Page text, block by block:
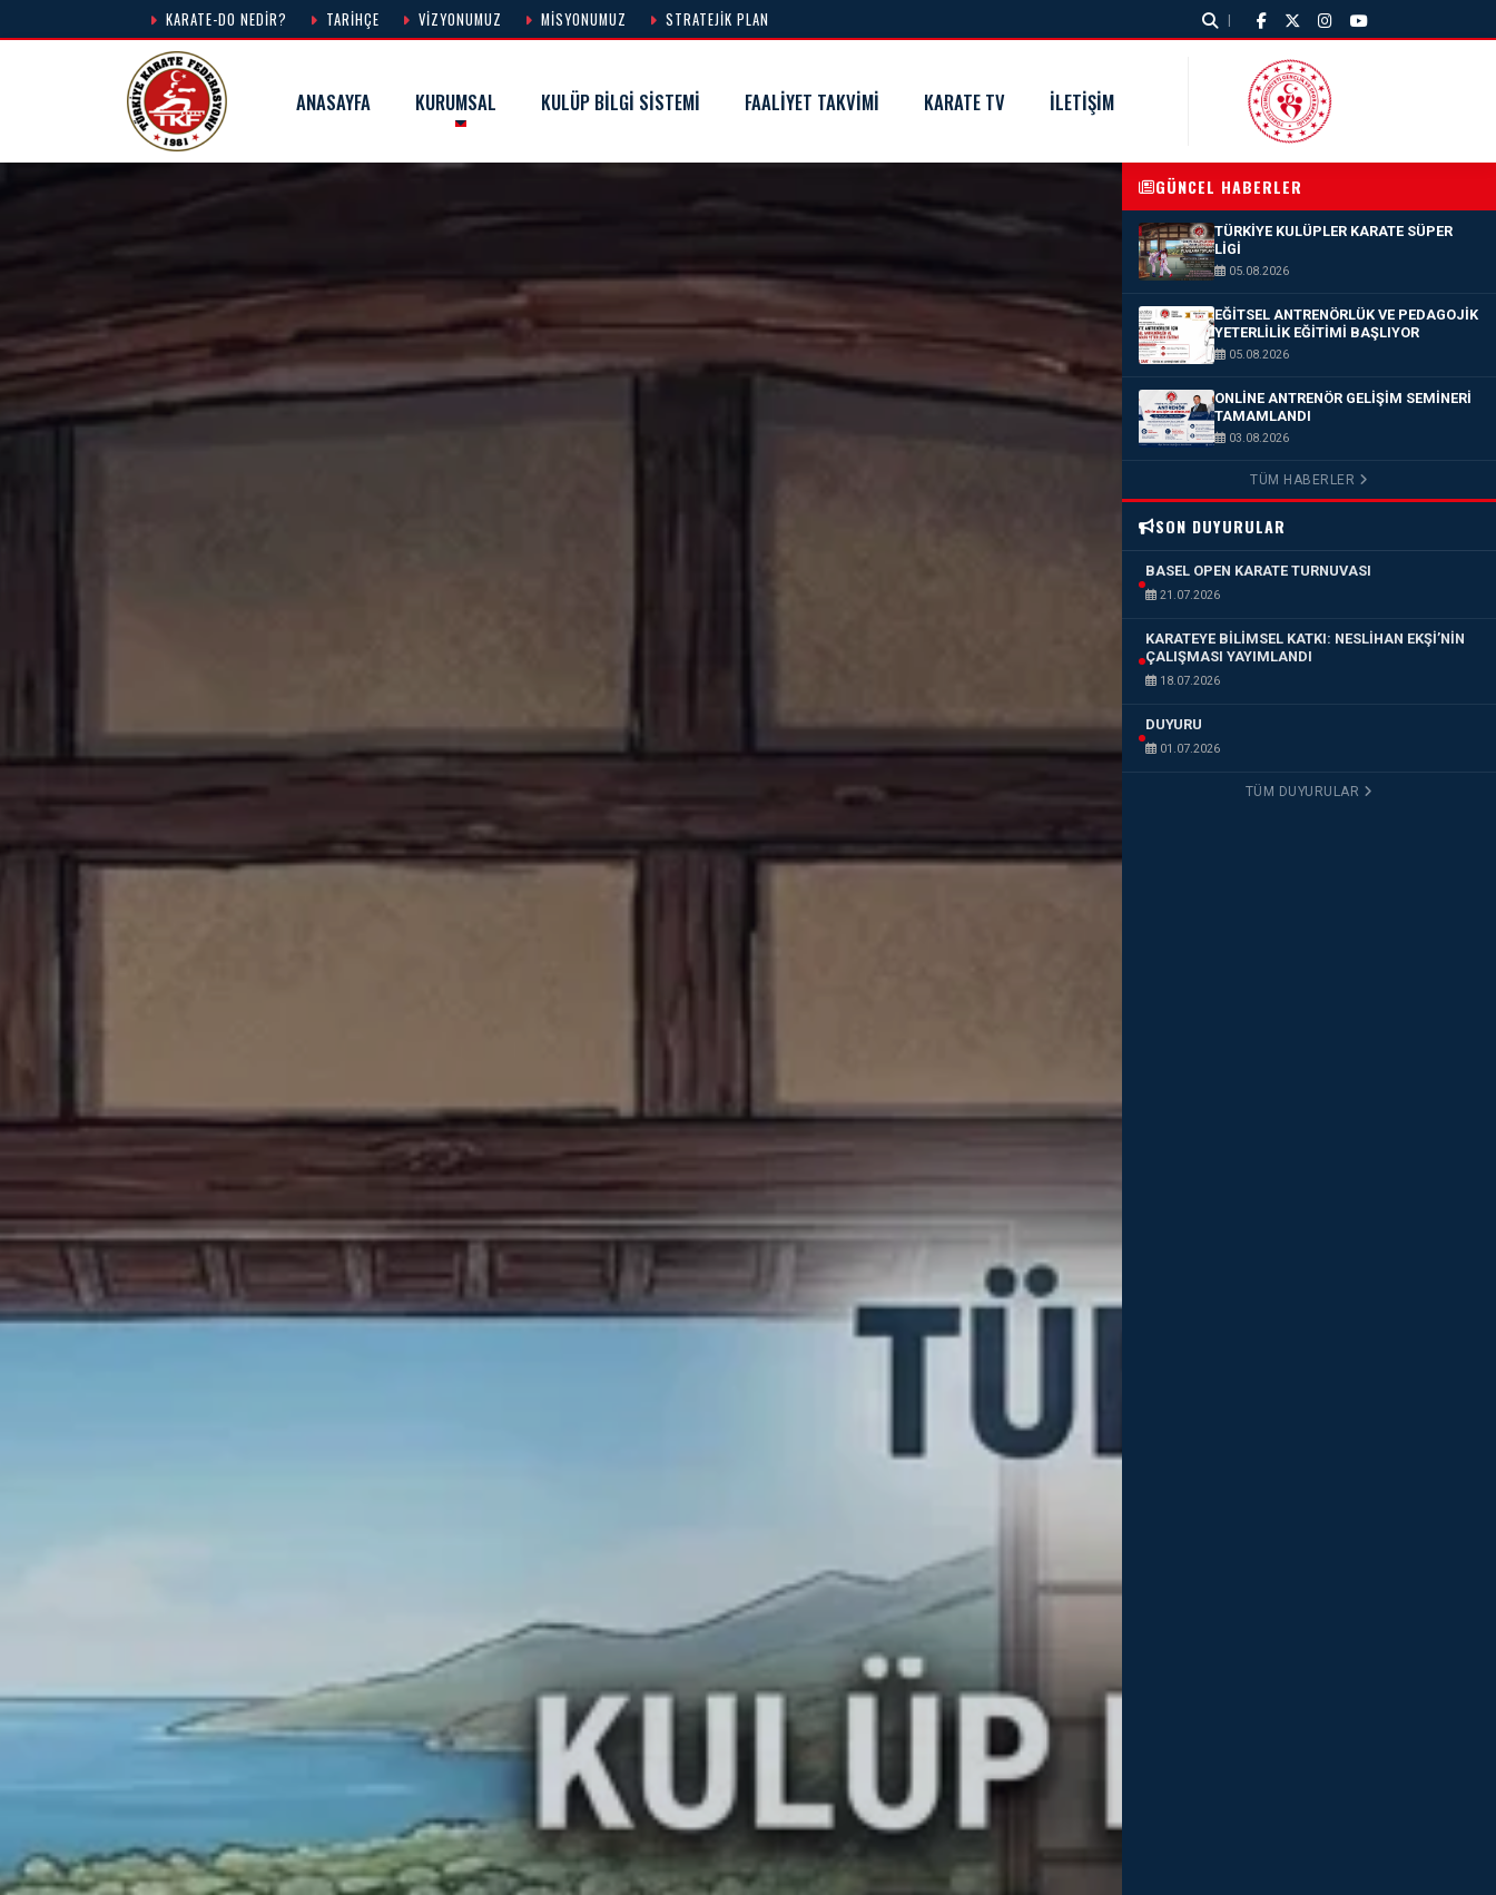
KARATE-DO NEDIR? TARIHÇE VIZYONUMUZ MISYONUMUZ STRATEJIK PLAN |
ANASAYFA KURUMSAL KULÜP BILGI SISTEMI FAALIYET TAKVIMI KARATE TV İLETIŞIM
GÜNCEL HABERLER
TÜRKIYE KULÜPLER KARATE SÜPER
LIGI
05.08.2026
EĞITSEL ANTRENÖRLÜK VE PEDAGOJIK
YETERLILIK EĞITIMI BAŞLIYOR
05.08.2026
ONLINE ANTRENÖR GELIŞIM SEMINERI
TAMAMLANDI
03.08.2026
TÜM HABERLER
SON DUYURULAR
BASEL OPEN KARATE TURNUVASI
21.07.2026
KARATEYE BİLİMSEL KATKI: NESLİHAN EKŞİ’NİN
ÇALIŞMASI YAYIMLANDI
18.07.2026
DUYURU
01.07.2026
TÜM DUYURULAR